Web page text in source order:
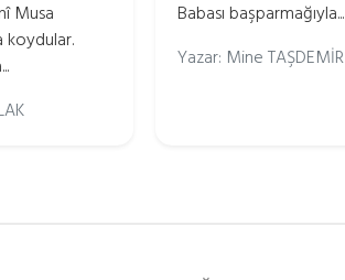
Musa
koydular.
Babası başparmağıyla...
Yazar: Mine TAŞDEMİR